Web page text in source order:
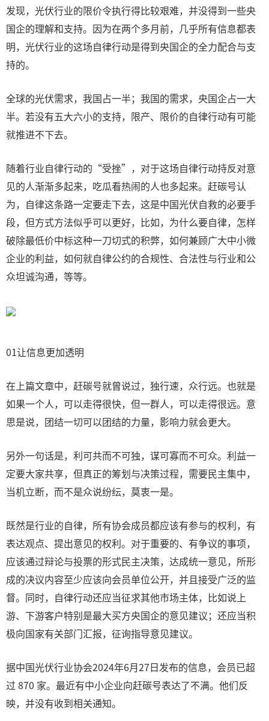
发现，光伏行业的限价令执行得比较艰难，并没得到一些央
国企的理解和支持。因为在两个多月前，几乎所有信息都表
明，光伏行业的这场自律行动是得到央国企的全力配合与支
持的。
全球的光伏需求，我国占一半；我国的需求，央国企占一大
半。若没有五大六小的支持，限产、限价的自律行动有可能
就推进不下去。
随着行业自律行动的“受挫”，对于这场自律行动持反对意
见的人渐渐多起来，吃瓜看热闹的人也多起来。赶碳号认
为，自律这条路一定要走下去，这是中国光伏自救的必要手
段，但方式方法似乎可以更好，比如，为什么要自律，怎样
破除最低价中标这种一刀切式的积弊，如何兼顾广大中小微
企业的利益，如何就自律公约的合规性、合法性与行业和公
众坦诚沟通，等等。
01让信息更加透明
在上篇文章中，赶碳号就曾说过，独行速，众行远。也就是
如果一个人，可以走得很快，但一群人，可以走得很远。意
思是说，团结一切可以团结的力量，影响力就会更大。
另外一句话是，利可共而不可独，谋可寡而不可众。利益一
定要大家共享，但真正的筹划与决策过程，需要民主集中，
当机立断，而不是众说纷纭，莫衷一是。
既然是行业的自律，所有协会成员都应该有参与的权利，有
表达观点、提出意见的权利。对于重要的、有争议的事项，
应该通过辩论与投票的形式民主决策，达成统一意见，所形
成的决议内容至少应该向会员单位公开，并且接受广泛的监
督。同时，自律行动还应当征求其他市场主体，比如说上
游、下游客户特别是最大买方央国企的意见建议；还应当积
极向国家有关部门汇报，征询指导意见建议。
据中国光伏行业协会2024年6月27日发布的信息，会员已超
过 870 家。最近有中小企业向赶碳号表达了不满。他们反
映，并没有收到相关通知。